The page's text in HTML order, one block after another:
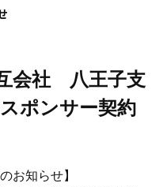
会社 八王子支
ポンサー契約
お知らせ】